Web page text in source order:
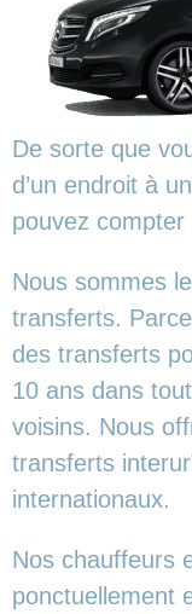
De sorte que
d’un endroit à
pouvez
Nous sommes
transferts.
des transferts
10 ans dans
voisins. Nous
transferts
internationaux.
Nos chauffeurs
ponctuellement